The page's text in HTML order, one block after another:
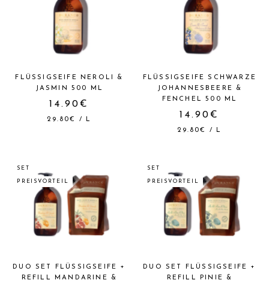
FLÜSSIGSEIFE NEROLI &
JASMIN 500 ML
14.90€
29.80€ / L
FLÜSSIGSEIFE SCHWARZE
JOHANNESBEERE &
FENCHEL 500 ML
14.90€
29.80€ / L
SET
PREISVORTEIL
DUO SET FLÜSSIGSEIFE +
REFILL MANDARINE &
SET
PREISVORTEIL
DUO SET FLÜSSIGSEIFE +
REFILL PINIE &